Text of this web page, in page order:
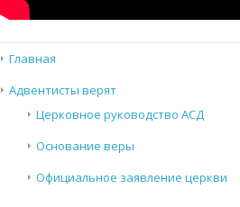
Главная
Адвентисты верят
Церковное руководство АСД
Основание веры
Официальное заявление церкви